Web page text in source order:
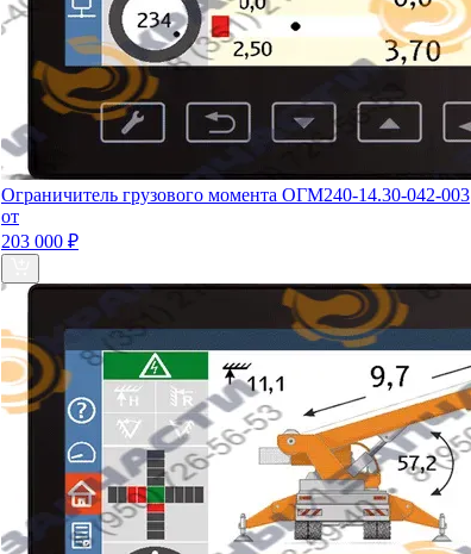
Ограничитель грузового момента ОГМ240-14.30-042-003
от
203 000 ₽